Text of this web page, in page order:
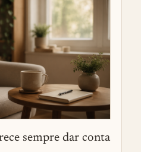
sempre dar conta